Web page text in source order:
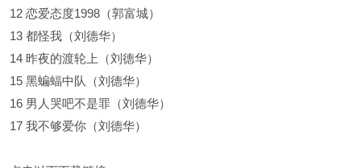
12 恋爱态度1998（郭富城）
13 都怪我（刘德华）
14 昨夜的渡轮上（刘德华）
15 黑蝙蝠中队（刘德华）
16 男人哭吧不是罪（刘德华）
17 我不够爱你（刘德华）